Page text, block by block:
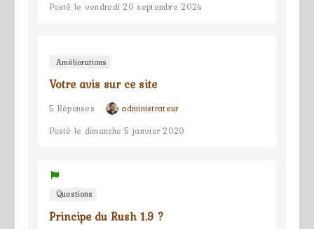
Posté le vendredi 20 septembre 2024
Améliorations
Votre avis sur ce site
5 Réponses
administrateur
Posté le dimanche 5 janvier 2020
Questions
Principe du Rush 1.9 ?